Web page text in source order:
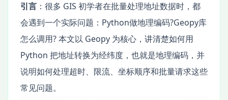
引言 ：很多 GIS 初学者在批量处理地址数据时，都
会遇到一个实际问题：Python做地理编码?Geopy库
怎么调用? 本文以 Geopy 为核心，讲清楚如何用
Python 把地址转换为经纬度，也就是地理编码，并
说明如何处理超时、限流、坐标顺序和批量请求这些
常见问题。